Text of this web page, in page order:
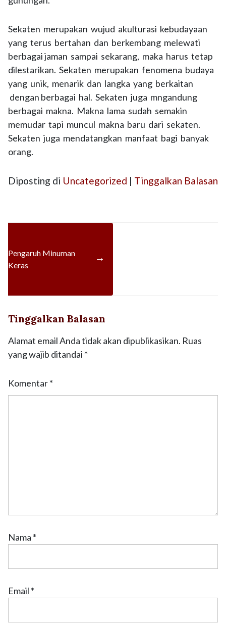
Sekaten merupakan wujud akulturasi kebudayaan
yang terus bertahan dan berkembang melewati
berbagai jaman sampai sekarang, maka harus tetap
dilestarikan. Sekaten merupakan fenomena budaya
yang unik, menarik dan langka yang berkaitan
dengan berbagai hal. Sekaten juga mngandung
berbagai makna. Makna lama sudah semakin
memudar tapi muncul makna baru dari sekaten.
Sekaten juga mendatangkan manfaat bagi banyak
orang.
Diposting di Uncategorized | Tinggalkan Balasan
Pengaruh Minuman
Keras
→
Tinggalkan Balasan
Alamat email Anda tidak akan dipublikasikan. Ruas
yang wajib ditandai *
Komentar*
Nama *
Email *